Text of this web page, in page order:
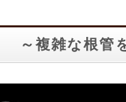
複雑な根管を